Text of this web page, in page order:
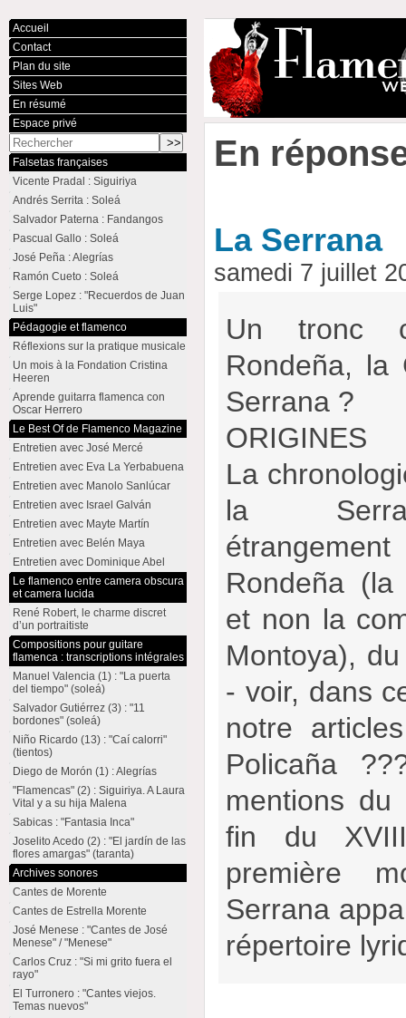
En
La Serrana
samedi 7 juillet
Un tronc
Rondeña,
Serrana ?
ORIGINES
La
la
Rondeña (la
et non la
Montoya),
- voir, dans
notre
Policaña
mentions
fin du
première
Serrana
répertoire
Accueil
Contact
Plan du site
Sites Web
En résumé
Espace privé
Falsetas françaises
Vicente Pradal : Siguiriya
Andrés Serrita : Soleá
Salvador Paterna : Fandangos
Pascual Gallo : Soleá
José Peña : Alegrías
Ramón Cueto : Soleá
Serge Lopez : "Recuerdos de Juan
Luis"
Pédagogie et flamenco
Réflexions sur la pratique musicale
Un mois à la Fondation Cristina
Heeren
Aprende guitarra flamenca con
Oscar Herrero
Le Best Of de Flamenco Magazine
Entretien avec José Mercé
Entretien avec Eva La Yerbabuena
Entretien avec Manolo Sanlúcar
Entretien avec Israel Galván
Entretien avec Mayte Martín
Entretien avec Belén Maya
Entretien avec Dominique Abel
Le flamenco entre camera obscura
et camera lucida
René Robert, le charme discret
d’un portraitiste
Compositions pour guitare
flamenca : transcriptions intégrales
Manuel Valencia (1) : "La puerta
del tiempo" (soleá)
Salvador Gutiérrez (3) : "11
bordones" (soleá)
Niño Ricardo (13) : "Caí calorri"
(tientos)
Diego de Morón (1) : Alegrías
"Flamencas" (2) : Siguiriya. A Laura
Vital y a su hija Malena
Sabicas : "Fantasia Inca"
Joselito Acedo (2) : "El jardín de las
flores amargas" (taranta)
Archives sonores
Cantes de Morente
Cantes de Estrella Morente
José Menese : "Cantes de José
Menese" / "Menese"
Carlos Cruz : "Si mi grito fuera el
rayo"
El Turronero : "Cantes viejos.
Temas nuevos"